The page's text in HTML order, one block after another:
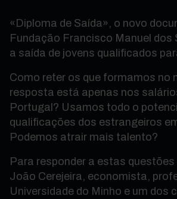
«Diploma de Saída», o novo
Fundação Francisco Manuel dos
a saída de jovens qualificados
Como reter os que formamos no
resposta está apenas nos
Portugal? Usamos todo o
qualificações dos estrangeiros
Podemos atrair mais talento?
Para responder a estas
João Cerejeira, economista,
Universidade do Minho e um dos